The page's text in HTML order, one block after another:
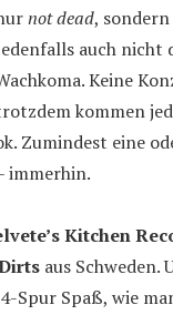
not dead,
auch nicht
Keine
kommen
Zumindest eine
immerhin.
Kitchen
aus Schweden.
Spur Spaß, wie